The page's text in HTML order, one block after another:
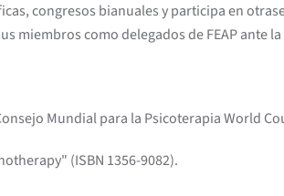
congresos bianuales y participa en
miembros como delegados de FEAP ante la
Mundial para la Psicoterapia World
(ISBN 1356-9082).